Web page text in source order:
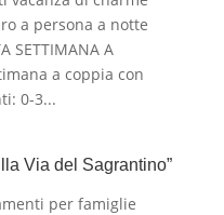
a persona a notte
SETTIMANA A
a coppia con
0-3...
Via del Sagrantino”
per famiglie